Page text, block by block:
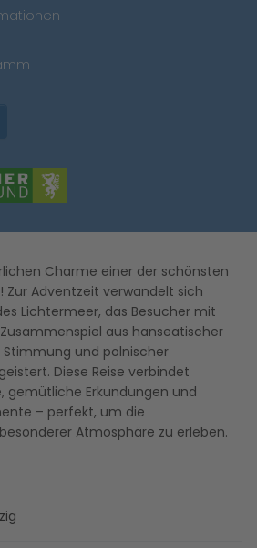
Charme einer der schönsten
Zur Adventzeit verwandelt sich
Lichtermeer, das Besucher mit
aus hanseatischer
und polnischer
Diese Reise verbindet
gemütliche Erkundungen und
– perfekt, um die
Atmosphäre zu erleben.